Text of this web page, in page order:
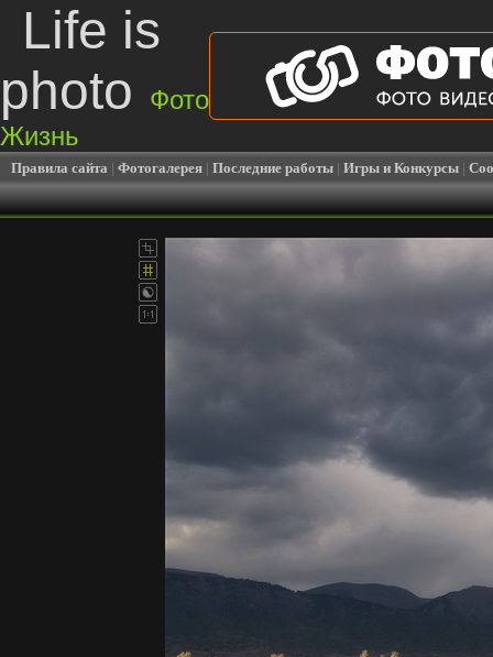
Life is
photo
Фото
Жизнь
Правила сайта | Фотогалерея | Последние работы | Игры и Конкурсы |